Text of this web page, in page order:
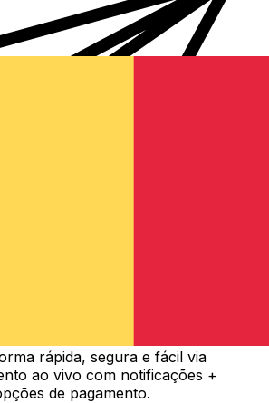
rápida, segura e fácil via
ao vivo com notificações +
de pagamento.